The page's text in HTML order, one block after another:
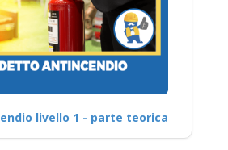
livello 1 - parte teorica